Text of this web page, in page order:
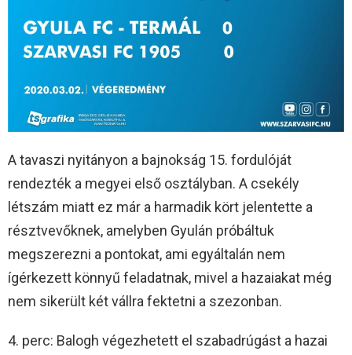
A tavaszi nyitányon a bajnokság 15. fordulóját
rendezték a megyei első osztályban. A csekély
létszám miatt ez már a harmadik kört jelentette a
résztvevőknek, amelyben Gyulán próbáltuk
megszerezni a pontokat, ami egyáltalán nem
ígérkezett könnyű feladatnak, mivel a hazaiakat még
nem sikerült két vállra fektetni a szezonban.
4. perc: Balogh végezhetett el szabadrúgást a hazai